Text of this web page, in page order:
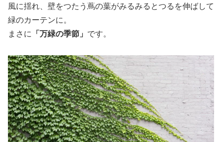
風に揺れ、壁をつたう蔦の葉がみるみるとつるを伸ばして
緑のカーテンに。
まさに
「万緑の季節」 です。